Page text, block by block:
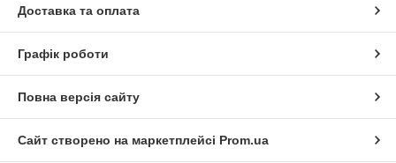
Доставка та оплата
Графік роботи
Повна версія сайту
Сайт створено на маркетплейсі Prom.ua